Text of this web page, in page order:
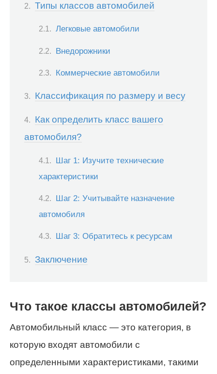
Типы классов автомобилей
Легковые автомобили
Внедорожники
Коммерческие автомобили
Классификация по размеру и весу
Как определить класс вашего
автомобиля?
Шаг 1: Изучите технические
характеристики
Шаг 2: Учитывайте назначение
автомобиля
Шаг 3: Обратитесь к ресурсам
Заключение
Что такое классы автомобилей?
Автомобильный класс — это категория, в
которую входят автомобили с
определенными характеристиками, такими